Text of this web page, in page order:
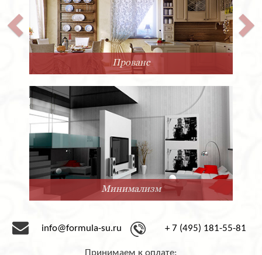
Прованс
Минимализм
info@formula-su.ru + 7 (495) 181-55-81
Принимаем к оплате: